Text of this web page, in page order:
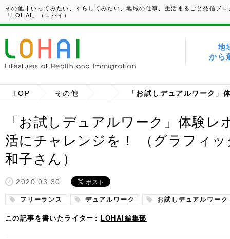
その他 | いってみたい、くらしてみたい、地域の仕事、生活まるごと発信ブロ
「LOHAI」（ロハイ）
地
から
TOP その他
「お試しデュアルワーク」体験
活にチャレンジを！ （グラフィ
和子さん）
2020.03.30
フリーランス デュアルワーク お試しデュアルワーク
この記事を書いたライター LOHAI編集部